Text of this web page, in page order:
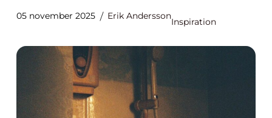
05 november 2025 Erik Andersson
Inspiration